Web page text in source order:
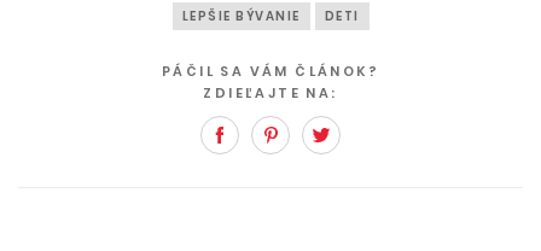
LEPŠIE BÝVANIE DETI
PÁČIL SA VÁM ČLÁNOK?
ZDIEĽAJTE NA:
FacebookPinterest